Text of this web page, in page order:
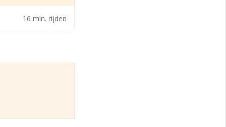
stopt te
heel Nederland.
16 min. rijden